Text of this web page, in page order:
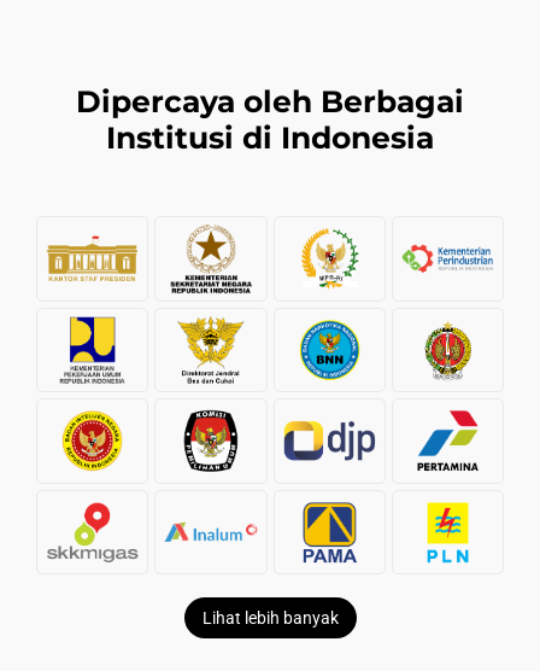
Dipercaya oleh Berbagai
Institusi di Indonesia
Lihat lebih banyak